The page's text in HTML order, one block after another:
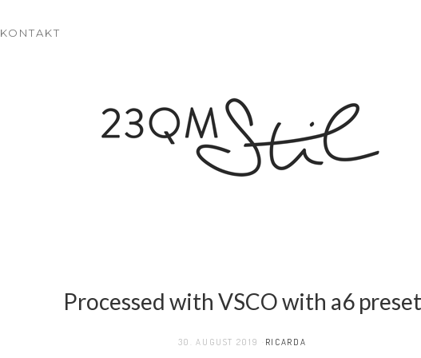
KONTAKT
Processed with VSCO with a6 preset
30. AUGUST 2019 RICARDA